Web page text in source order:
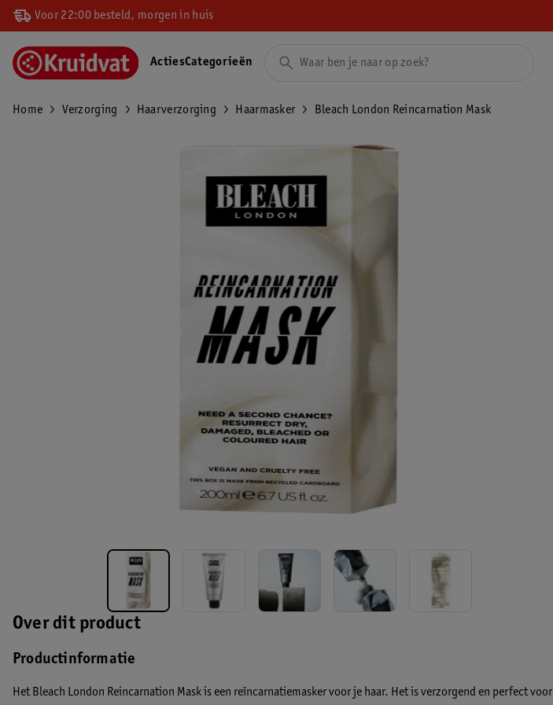
Voor 22:00 besteld, morgen in huis
ActiesCategorieën
Home Verzorging Haarverzorging Haarmasker Bleach London Reincarnation Mask
Over dit product
Productinformatie
Het Bleach London Reincarnation Mask is een reïncarnatiemasker voor je haar. Het is verzorgend en perfect voor